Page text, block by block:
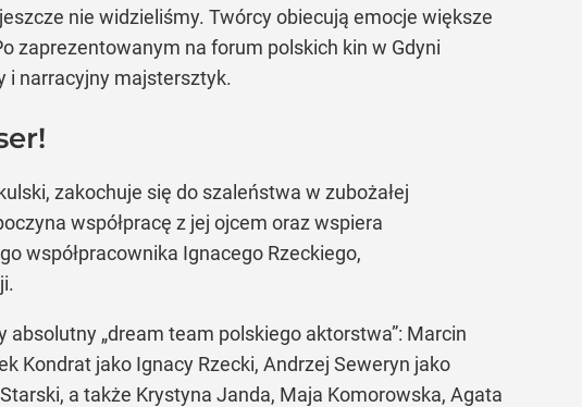
nie widzieliśmy. Twórcy obiecują emocje większe
zaprezentowanym na forum polskich kin w Gdyni
i narracyjny majstersztyk.
zakochuje się do szaleństwa w zubożałej
współpracę z jej ojcem oraz wspiera
współpracownika Ignacego Rzeckiego,
„dream team polskiego aktorstwa”: Marcin
Kondrat jako Ignacy Rzecki, Andrzej Seweryn jako
a także Krystyna Janda, Maja Komorowska, Agata